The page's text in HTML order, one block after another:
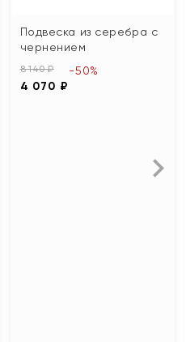
Подвеска из серебра с
чернением
8 140 ₽
4 070 ₽
-50%